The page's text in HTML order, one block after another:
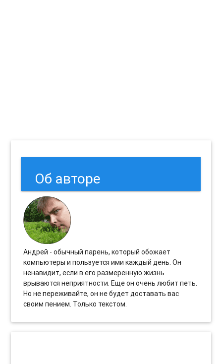
Об авторе
Андрей - обычный парень, который обожает
компьютеры и пользуется ими каждый день. Он
ненавидит, если в его размеренную жизнь
врываются неприятности. Еще он очень любит петь.
Но не переживайте, он не будет доставать вас
своим пением. Только текстом.